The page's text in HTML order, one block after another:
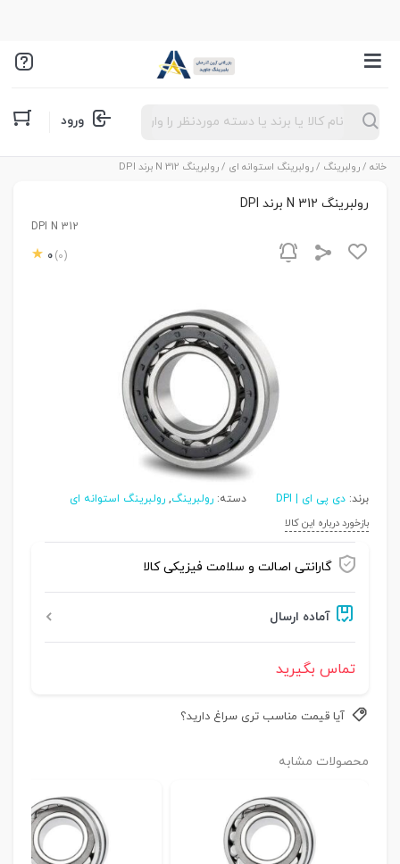
Products
search ورود
خانه /رولبرینگ /رولبرینگ استوانه ای / رولبرینگ N 312 برند DPI
رولبرینگ N 312 برند DPI
DPI N 312
0 (0)
برند: دی پی ای | DPI دسته: رولبرینگ, رولبرینگ استوانه ای
بازخورد درباره این کالا
گارانتی اصالت و سلامت فیزیکی کالا
آماده ارسال
تماس بگیرید
آیا قیمت مناسب تری سراغ دارید؟
محصولات مشابه